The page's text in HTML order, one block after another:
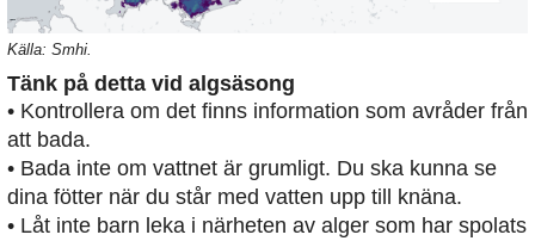
Källa: Smhi.
Tänk på detta vid algsäsong
• Kontrollera om det finns information som avråder från
att bada.
• Bada inte om vattnet är grumligt. Du ska kunna se
dina fötter när du står med vatten upp till knäna.
• Låt inte barn leka i närheten av alger som har spolats